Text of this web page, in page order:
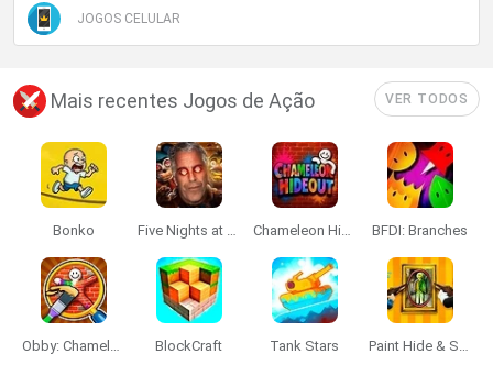
JOGOS CELULAR
Mais recentes Jogos de Ação VER TODOS
Bonko Five Nights at Epstein's Chameleon Hideout BFDI: Branches
Obby: Chameleon: Paint & Hide BlockCraft Tank Stars Paint Hide & Seek